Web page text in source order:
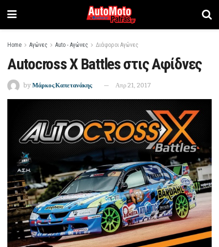
Home Αγώνες Auto - Αγώνες Διάφοροι Αγώνες
Autocross X Battles στις Αφίδνες
by Μάρκος Καπετανάκης Απρ 21, 2017